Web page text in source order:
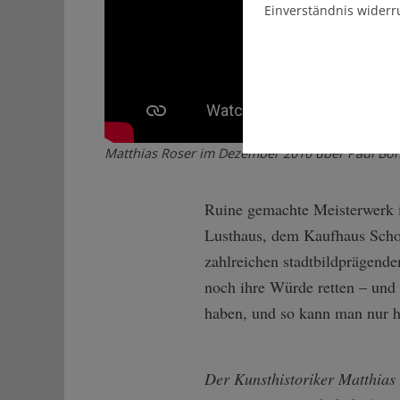
Matthias Roser im Dezember 2010 über Paul
Ruine gemachte
Lusthaus, dem Kaufhaus
zahlreichen
noch ihre Würde retten –
haben, und so kann man nur
Der Kunsthistoriker Matthias
Einverständnis